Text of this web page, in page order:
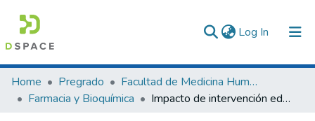
Log In (current)
Communities & Collections
All of DSpace
Home Pregrado
Facultad de Medicina Humana
Farmacia y Bioquímica
Impacto de intervención educativa, sobre uso racional de antiinflamatorios no esteroideos, en una Congregación Cristiana, Centro Poblado El Milagro-Huanchaco, Trujillo-2023.